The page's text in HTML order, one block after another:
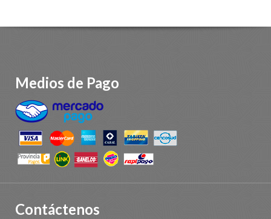
Medios de Pago
Contáctenos